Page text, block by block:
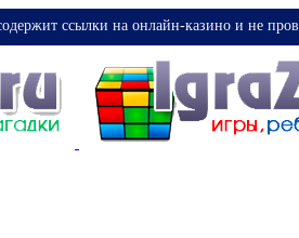
ссылки на онлайн-казино и не